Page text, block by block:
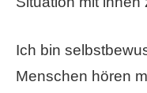
Ich bin
Menschen hören